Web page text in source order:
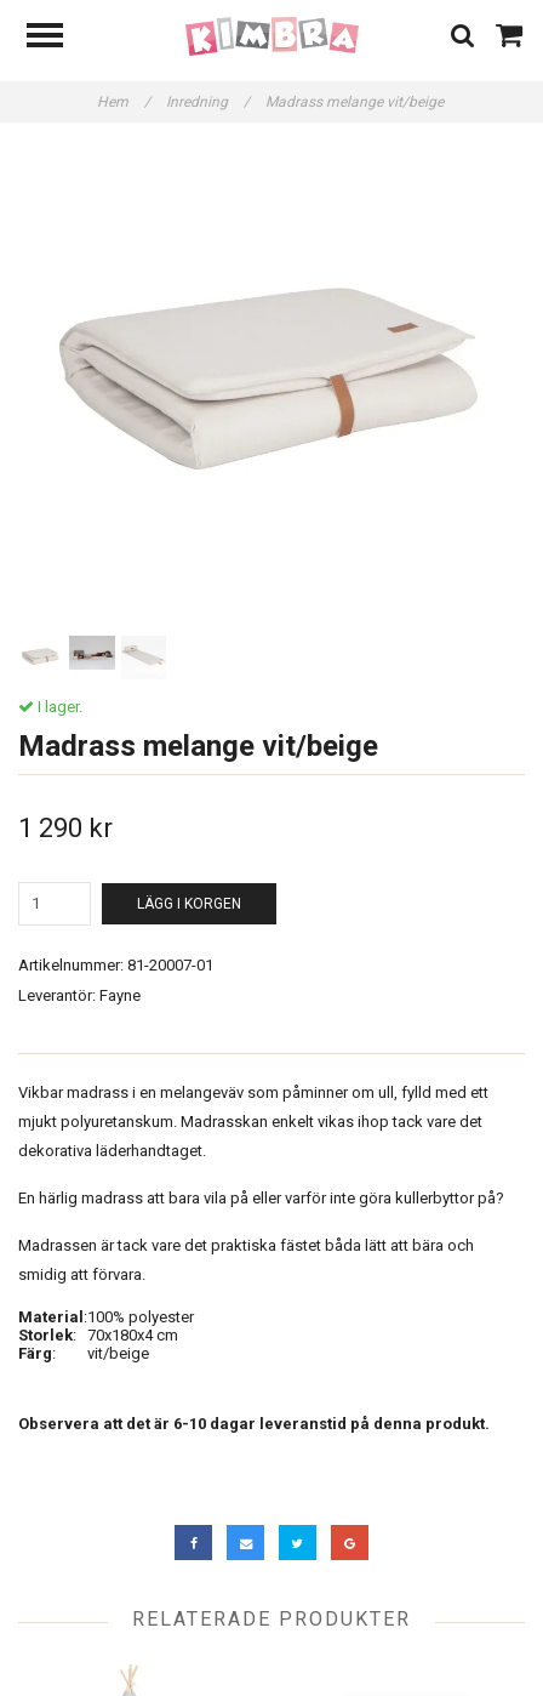
Hem / Inredning / Madrass melange vit/beige
I lager.
Madrass melange vit/beige
1 290 kr
LÄGG I KORGEN
Artikelnummer: 81-20007-01
Leverantör: Fayne
Vikbar madrass i en melangeväv som påminner om ull, fylld med ett
mjukt polyuretanskum. Madrasskan enkelt vikas ihop tack vare det
dekorativa läderhandtaget.
En härlig madrass att bara vila på eller varför inte göra kullerbyttor på?
Madrassen är tack vare det praktiska fästet båda lätt att bära och
smidig att förvara.
Material:100% polyester
Storlek: 70x180x4 cm
Färg: vit/beige
Observera att det är 6-10 dagar leveranstid på denna produkt.
RELATERADE PRODUKTER